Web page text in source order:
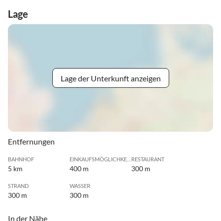
Lage
Lage der Unterkunft anzeigen
Entfernungen
BAHNHOF
5 km
EINKAUFSMÖGLICHKEIT
400 m
RESTAURANT
300 m
STRAND
300 m
WASSER
300 m
In der Nähe